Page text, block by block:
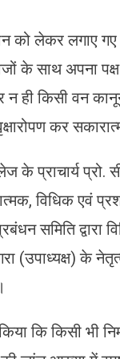
को लेकर लगाए
के साथ अपना
ही किसी वन
कर
के प्राचार्य प्रो.
विधिक एवं
समिति द्वारा
(उपाध्यक्ष) के
कि किसी भी